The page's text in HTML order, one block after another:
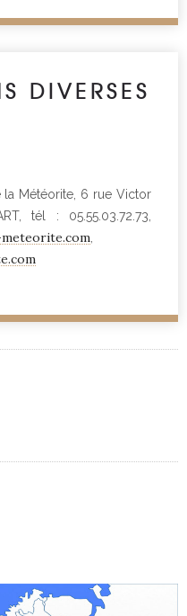
DIVERSES
Météorite, 6 rue Victor
tél : 05.55.03.72.73,